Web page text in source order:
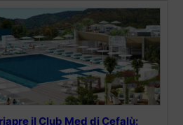
il Club Med di Cefalù: